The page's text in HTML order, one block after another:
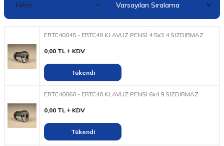
Filtre
ERTC40045 - ERTC40 KLAVUZ PENSİ 4.5x3.4 SIZDIRMAZ
0,00 TL KDV
Tükendi
ERTC40060 - ERTC40 KLAVUZ PENSİ 6x4.9 SIZDIRMAZ
0,00 TL KDV
Tükendi